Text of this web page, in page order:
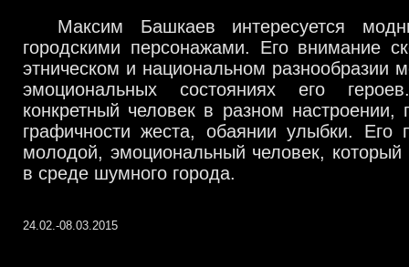
Максим Башкаев интересуется
городскими персонажами. Его внимание
этническом и национальном разнообразии
эмоциональных состояниях его
конкретный человек в разном настроении,
графичности жеста, обаянии улыб­ки.
молодой, эмоциональный человек, который
в среде шумного города.
24.02.-08.03.2015